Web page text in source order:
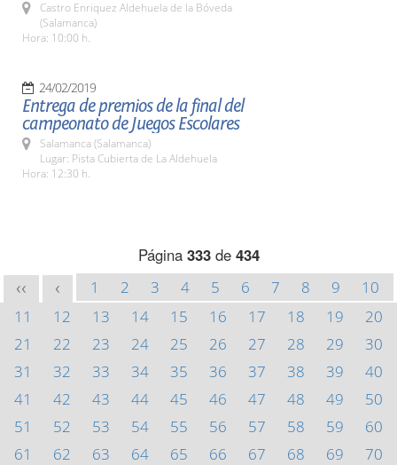
Castro Enriquez Aldehuela de la Bóveda
(Salamanca)
Hora: 10:00 h.
24/02/2019
Entrega de premios de la final del
campeonato de Juegos Escolares
Salamanca (Salamanca)
Lugar: Pista Cubierta de La Aldehuela
Hora: 12:30 h.
Página 333de 434
<< < 1 2 3 4 5 6 7 8 9
10
11
12 13 14 15 16 17 18 19
20
21
22 23 24 25 26 27 28 29
30
31
32 33 34 35 36 37 38 39
40
41
42 43 44 45 46 47 48 49
50
51
52 53 54 55 56 57 58 59
60
61
62 63 64 65 66 67 68 69
70